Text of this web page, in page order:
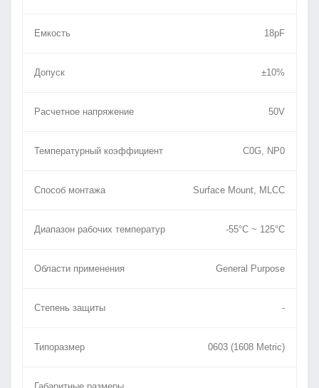
Емкость 18pF
Допуск ±10%
Расчетное напряжение 50V
Температурный коэффициент C0G, NP0
Способ монтажа Surface Mount, MLCC
Диапазон рабочих температур -55°C ~ 125°C
Области применения General Purpose
Степень защиты -
Типоразмер 0603 (1608 Metric)